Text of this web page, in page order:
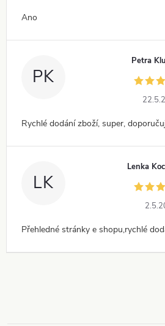
Ano
PK
Petra
Rychlé dodání zboží, super,
LK
Lenka
Přehledné stránky e shopu,rychlé